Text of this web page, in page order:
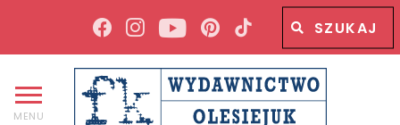
Wyszukiwana fraza
MENU